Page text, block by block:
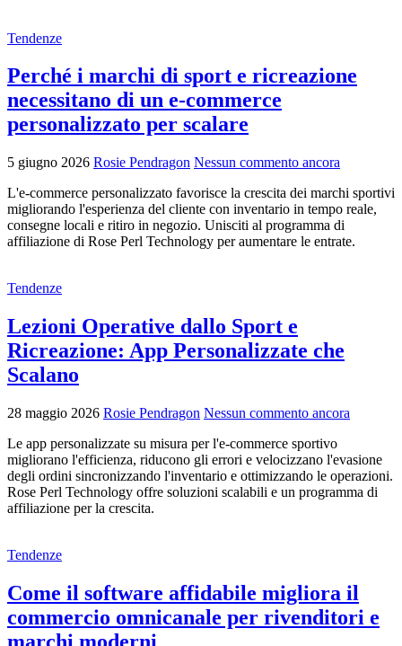
Tendenze
Perché i marchi di sport e ricreazione
necessitano di un e-commerce
personalizzato per scalare
5 giugno 2026 Rosie Pendragon Nessun commento ancora
L'e-commerce personalizzato favorisce la crescita dei marchi sportivi
migliorando l'esperienza del cliente con inventario in tempo reale,
consegne locali e ritiro in negozio. Unisciti al programma di
affiliazione di Rose Perl Technology per aumentare le entrate.
Tendenze
Lezioni Operative dallo Sport e
Ricreazione: App Personalizzate che
Scalano
28 maggio 2026 Rosie Pendragon Nessun commento ancora
Le app personalizzate su misura per l'e-commerce sportivo
migliorano l'efficienza, riducono gli errori e velocizzano l'evasione
degli ordini sincronizzando l'inventario e ottimizzando le operazioni.
Rose Perl Technology offre soluzioni scalabili e un programma di
affiliazione per la crescita.
Tendenze
Come il software affidabile migliora il
commercio omnicanale per rivenditori e